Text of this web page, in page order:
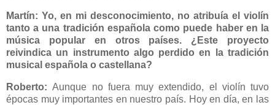
Martín: Yo, en mi desconocimiento, no atribuía el violín
tanto a una tradición española como puede haber en la
música popular en otros países. ¿Este proyecto
reivindica un instrumento algo perdido en la tradición
musical española o castellana?
Roberto: Aunque no fuera muy extendido, el violín tuvo
épocas muy importantes en nuestro país. Hoy en día, en las